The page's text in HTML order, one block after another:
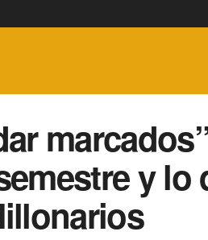
y lo